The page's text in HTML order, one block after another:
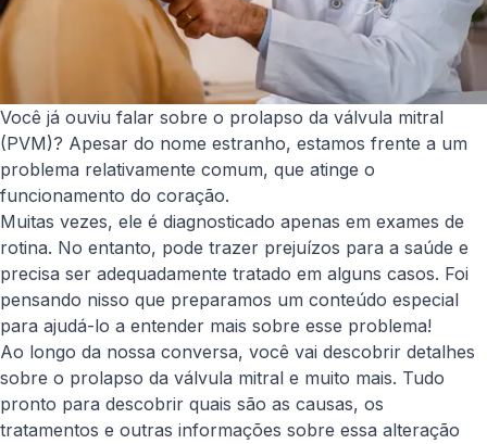
Você já ouviu falar sobre o prolapso da válvula mitral
(PVM)? Apesar do nome estranho, estamos frente a um
problema relativamente comum, que atinge o
funcionamento do coração.
Muitas vezes, ele é diagnosticado apenas em exames de
rotina. No entanto, pode trazer prejuízos para a saúde e
precisa ser adequadamente tratado em alguns casos. Foi
pensando nisso que preparamos um conteúdo especial
para ajudá-lo a entender mais sobre esse problema!
Ao longo da nossa conversa, você vai descobrir detalhes
sobre o prolapso da válvula mitral e muito mais. Tudo
pronto para descobrir quais são as causas, os
tratamentos e outras informações sobre essa alteração